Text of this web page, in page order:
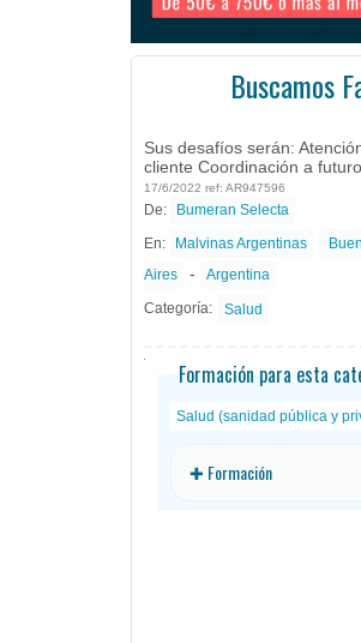
Buscamos
Sus desafíos serán:
cliente Coordinación a
17/6/2022 ref: AR947596
De: Bumeran Selecta
En: Malvinas Argentinas
Aires
-
Argentina
Categoría:
Salud
Formación para esta
Salud (sanidad pública y
✚ Formación